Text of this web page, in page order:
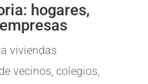
hogares,
viviendas
vecinos, colegios,